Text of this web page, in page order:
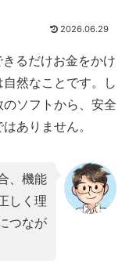
2026.06.29
きるだけお金をかけ
然なことです。し
ソフトから、安全
ありません。
、機能
しく理
つなが